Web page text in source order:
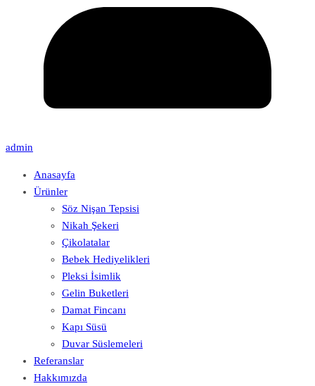
admin
Anasayfa
Ürünler
Söz Nişan Tepsisi
Nikah Şekeri
Çikolatalar
Bebek Hediyelikleri
Pleksi İsimlik
Gelin Buketleri
Damat Fincanı
Kapı Süsü
Duvar Süslemeleri
Referanslar
Hakkımızda